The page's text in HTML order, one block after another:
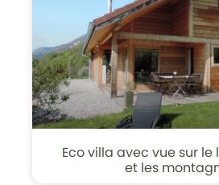
Eco villa avec vue sur le
et les